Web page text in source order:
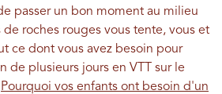
passer un bon moment au milieu
roches rouges vous tente, vous et
ce dont vous avez besoin pour
de plusieurs jours en VTT sur le
Pourquoi vos enfants ont besoin d'un